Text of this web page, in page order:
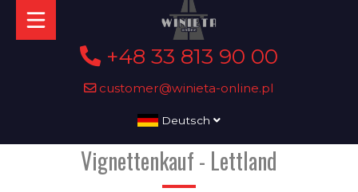
+48 33 813 90 00
customer@winieta-online.pl
Deutsch
Vignettenkauf - Lettland